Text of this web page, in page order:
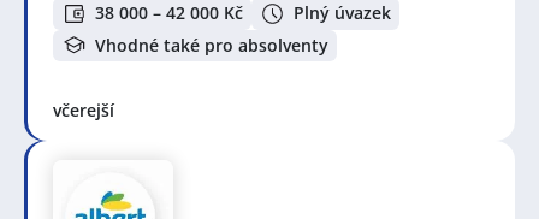
38 000 – 42 000 Kč
Plný úvazek
Vhodné také pro absolventy
včerejší